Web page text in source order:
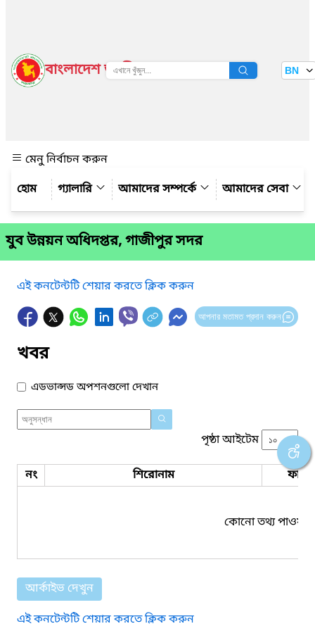
বাংলাদেশ জাতীয় তথ্য বাতায়ন BN
মেনু নির্বাচন করুন
গ্যালারি
আমাদের সম্পর্কে আমাদের সেবা
যুব উন্নয়ন অধিদপ্তর, গাজীপুর সদর
এই কনটেন্টটি শেয়ার করতে ক্লিক করুন
আপনার মতামত প্রদান করুন
খবর
এডভান্সড অপশনগুলো দেখান
পৃষ্ঠা আইটেম
নং শিরোনাম ফাইল
কোনো তথ্য পাওয়া
আর্কাইভ দেখুন
এই কনটেন্টটি শেয়ার করতে ক্লিক করুন